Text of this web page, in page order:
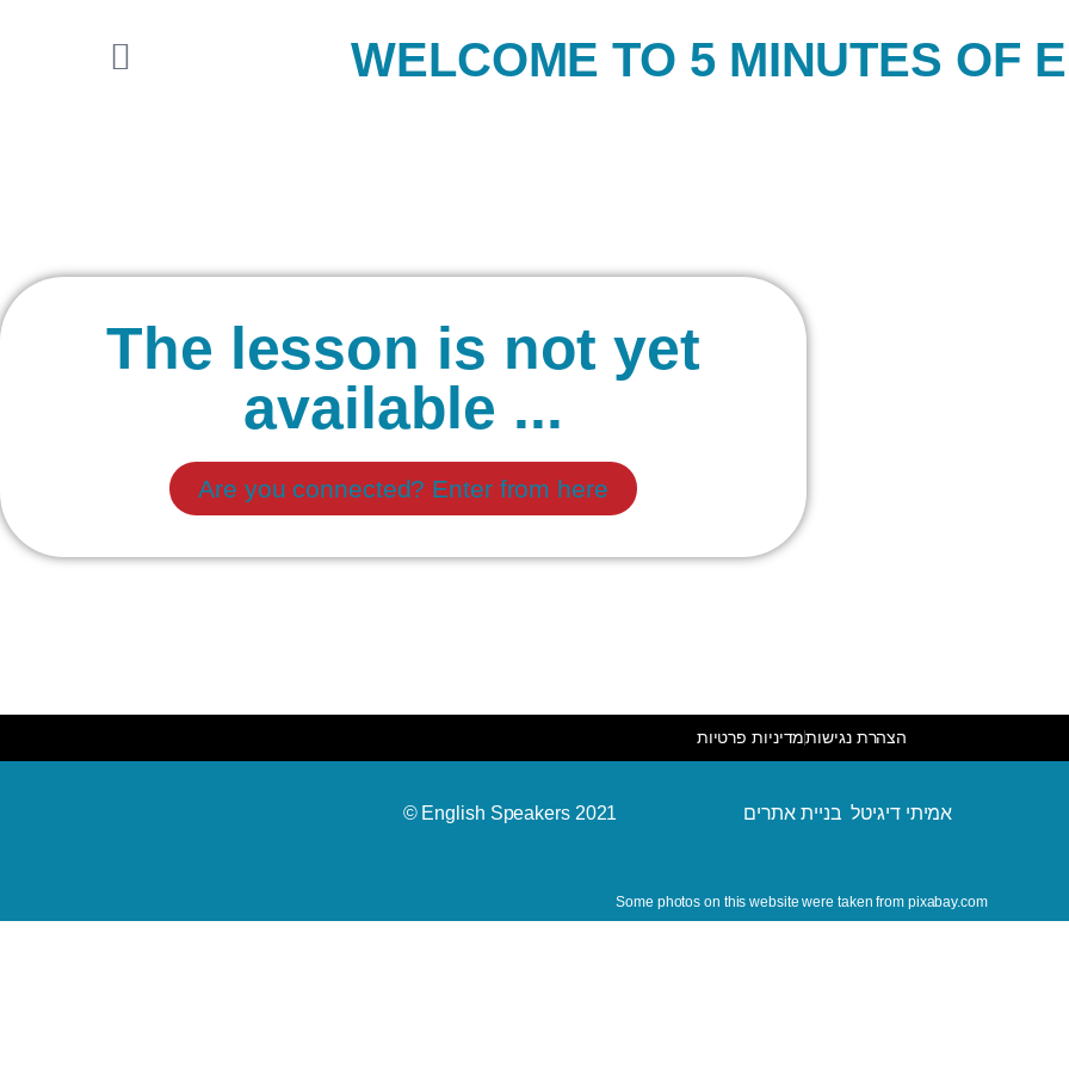
WELCOME TO 5 MINUTES OF
The lesson is not yet
available ...
Are you connected? Enter from here
מדיניות פרטיותהצהרת נגישות
© English Speakers 2021
Some photos on this website were taken from pixabay.com